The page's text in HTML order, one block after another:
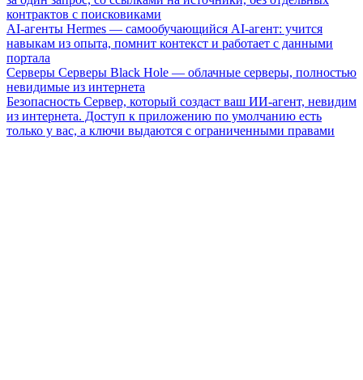
контрактов с поисковиками
AI-агенты Hermes — самообучающийся AI-агент: учится
навыкам из опыта, помнит контекст и работает с данными
портала
Серверы Серверы Black Hole — облачные серверы, полностью
невидимые из интернета
Безопасность Сервер, который создаст ваш ИИ-агент, невидим
из интернета. Доступ к приложению по умолчанию есть
только у вас, а ключи выдаются с ограниченными правами